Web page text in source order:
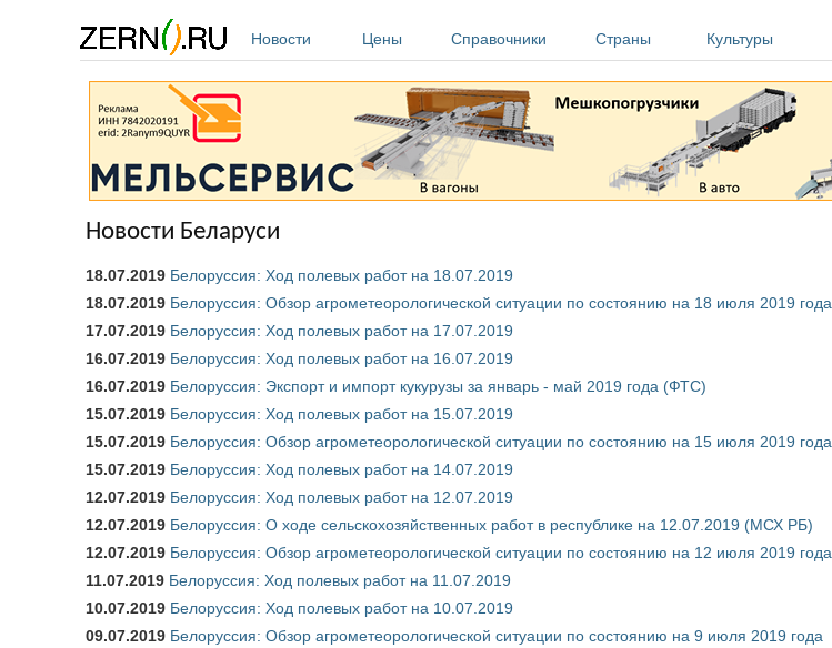
Новости
Цены Справочники Страны Культуры
Новости Беларуси
18.07.2019 Белоруссия: Ход полевых работ на 18.07.2019
18.07.2019 Белоруссия: Обзор агрометеорологической ситуации по состоянию на 18 июля 2019 года
17.07.2019 Белоруссия: Ход полевых работ на 17.07.2019
16.07.2019 Белоруссия: Ход полевых работ на 16.07.2019
16.07.2019 Белоруссия: Экспорт и импорт кукурузы за январь - май 2019 года (ФТС)
15.07.2019 Белоруссия: Ход полевых работ на 15.07.2019
15.07.2019 Белоруссия: Обзор агрометеорологической ситуации по состоянию на 15 июля 2019 года
15.07.2019 Белоруссия: Ход полевых работ на 14.07.2019
12.07.2019 Белоруссия: Ход полевых работ на 12.07.2019
12.07.2019 Белоруссия: О ходе сельскохозяйственных работ в республике на 12.07.2019 (МСХ РБ)
12.07.2019 Белоруссия: Обзор агрометеорологической ситуации по состоянию на 12 июля 2019 года
11.07.2019 Белоруссия: Ход полевых работ на 11.07.2019
10.07.2019 Белоруссия: Ход полевых работ на 10.07.2019
09.07.2019 Белоруссия: Обзор агрометеорологической ситуации по состоянию на 9 июля 2019 года